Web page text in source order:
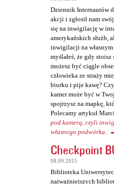
Dziennik Internautów
akcji i zgłosił nam
się na inwigilację w
amerykańskich służb,
inwigilacji na
myślałeś, że gdy
możesz być ciągle
człowieka ze straży
biurku i pije kawę?
kamer może być w
spojrzysz na mapkę,
Polecamy artykuł
pod kamerą, czyli
własnego podwórka.
Checkpoint
08.09.2015
Biblioteka
najważniejszych